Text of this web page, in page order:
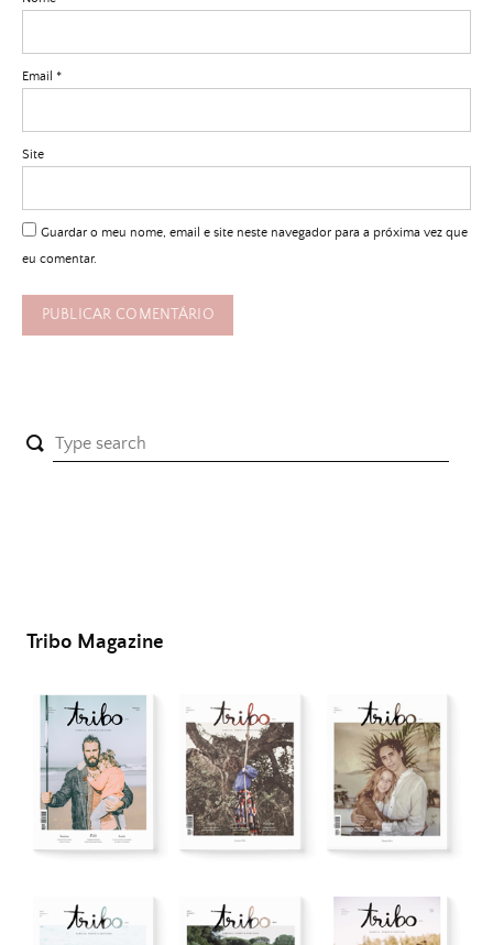
Email *
Site
Guardar o meu nome, email e site neste navegador para a próxima vez que
eu comentar.
Tribo Magazine